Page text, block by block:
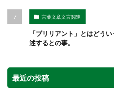
言葉文章文言関連
「ブリリアント」とはどう
述するとの事。
最近の投稿